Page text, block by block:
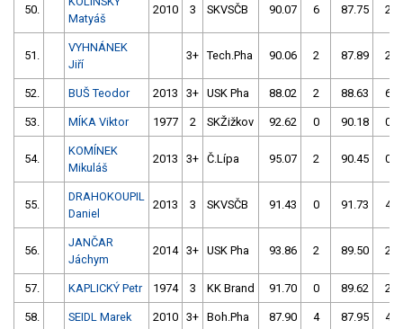
50.
Matyáš
2010 3 SKVSČB 90.07 6 87.75 2
51.
VYHNÁNEK
Jiří
3+ Tech.Pha 90.06 2 87.89 2
52. BUŠ Teodor 2013 3+ USK Pha 88.02 2 88.63 6
53. MÍKA Viktor 1977 2 SKŽižkov 92.62 0 90.18 0
54.
KOMÍNEK
Mikuláš
2013 3+ Č.Lípa 95.07 2 90.45 0
55.
DRAHOKOUPIL
Daniel
2013 3 SKVSČB 91.43 0 91.73 4
56.
JANČAR
Jáchym
2014 3+ USK Pha 93.86 2 89.50 2
57. KAPLICKÝ Petr 1974 3 KK Brand 91.70 0 89.62 2
58. SEIDL Marek 2010 3+ Boh.Pha 87.90 4 87.95 4